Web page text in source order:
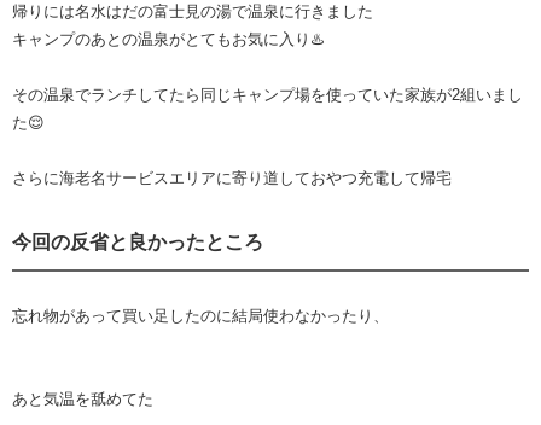
帰りには名水はだの富士見の湯で温泉に行きました
キャンプのあとの温泉がとてもお気に入り♨️
その温泉でランチしてたら同じキャンプ場を使っていた家族が2組いまし
た😌
さらに海老名サービスエリアに寄り道しておやつ充電して帰宅
今回の反省と良かったところ
忘れ物があって買い足したのに結局使わなかったり、
あと気温を舐めてた